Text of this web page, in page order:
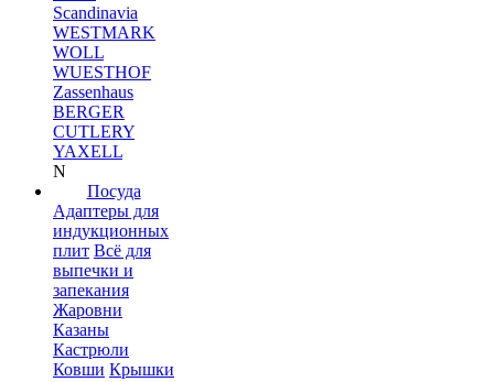
Scandinavia
WESTMARK
WOLL
WUESTHOF
Zassenhaus
BERGER
CUTLERY
YAXELL
N
Посуда
Адаптеры для
индукционных
плит Всё для
выпечки и
запекания
Жаровни
Казаны
Кастрюли
Ковши Крышки